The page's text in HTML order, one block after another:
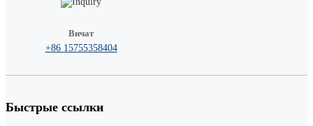
Вичат
+86 15755358404
Быстрые ссылки